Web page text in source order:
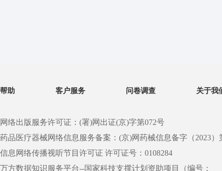
帮助 客户服务 问卷调查 关于我
网络出版服务许可证：(署)网出证(京)字第072号
药品医疗器械网络信息服务备案：(京)网药械信息备字（2023）
信息网络传播视听节目许可证 许可证号：0108284
万方数据知识服务平台--国家科技支撑计划资助项目（编号：